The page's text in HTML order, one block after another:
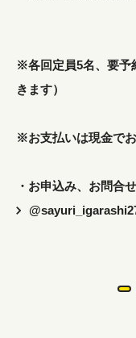
※各回定員5名、要予
きます）
※お支払いは現金で
・お申込み、お問合